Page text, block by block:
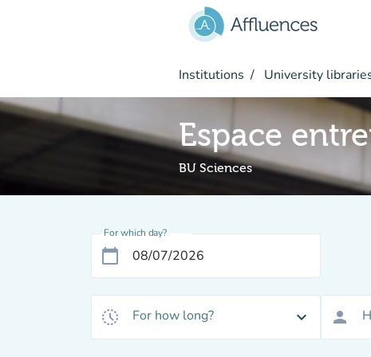
Institutions University
Espace
BU Sciences
For which day?
calendar_today
history_toggle_off For how long? expand_more person